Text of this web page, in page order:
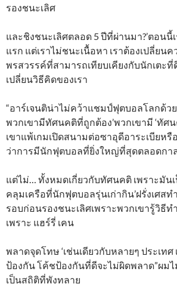
รองชนะเลิศ
และชิงชนะเลิศตลอด 5 ปีที่ผ่านมา?’ตอนนี้
แรก แต่เราไม่ชนะเนื้อหา เราต้องเปลี่ยนค
พรสวรรค์ที่สามารถเทียบเคียงกับนักเตะที่
เปลี่ยนวิธีคิดของเรา
“อาร์เจนติน่าไม่คว้าแชมป์ฟุตบอลโลกด้ว
พวกเขามีทัศนคติที่ถูกต้อง’พวกเขามี ‘ทัศ
เขาแพ้เกมเปิดสนามต่อซาอุดีอาระเบียหรื
ว่าการมีนักฟุตบอลที่ยิ่งใหญ่ที่สุดตลอดกา
แต่ไม่… ทั้งหมดเกี่ยวกับทัศนคติ เพราะมัน
คลุมเครือที่นักฟุตบอลรุ่นเก่ากิน’ฝรั่งเศสท
รอบก่อนรองชนะเลิศเพราะพวกเขารู้วิธีท
เพราะ แฮร์รี่ เคน
พลาดจุดโทษ ‘เช่นเดียวกับหลายๆ ประเทศ
ป้องกัน โค้ชป้องกันที่ดีจะไม่ผิดพลาด”ผม
เป็นสถิติที่พังทลาย